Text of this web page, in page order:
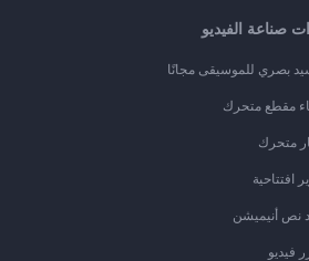
صناعة الفيديو
بصري للموسيقى مجانًا
مقطع متحرك
متحرك
افتتاحية
نص أنيميشن
فيديو